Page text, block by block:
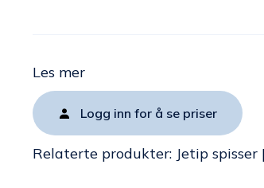
Les mer
Logg inn for å se priser
Relaterte produkter: Jetip spisser |